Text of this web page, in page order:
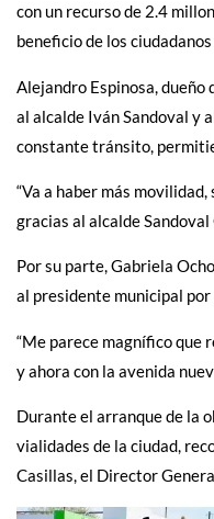
con un recurso de 2.4
beneficio de los
Alejandro Espinosa, dueño
al alcalde Iván Sandoval y
constante tránsito,
“Va a haber más
gracias al alcalde
Por su parte, Gabriela
al presidente municipal
“Me parece magnífico que
y ahora con la avenida
Durante el arranque de la
vialidades de la ciudad,
Casillas, el Director